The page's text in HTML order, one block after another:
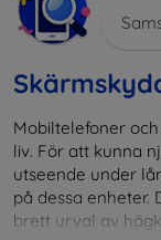
Mobiltelefoner
liv. För att kunna
utseende under
på dessa
brett urval av